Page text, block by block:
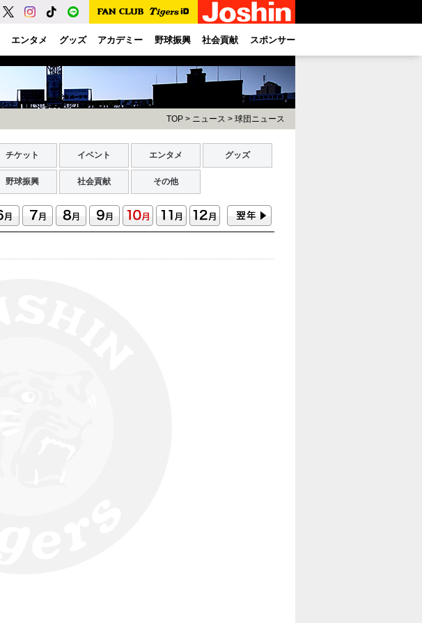
エンタメ グッズ アカデミー 野球振興 社会貢献 スポンサー
TOP > ニュース > 球団ニュース
チケット イベント エンタメ グッズ
野球振興 社会貢献 その他